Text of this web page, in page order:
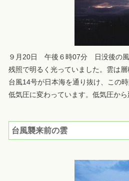
９月20日 午後６時07分 日没後の風
残照で明るく光っていました。雲は
台風14号が日本海を通り抜け、この
低気圧に変わっています。低気圧から
台風襲来前の雲